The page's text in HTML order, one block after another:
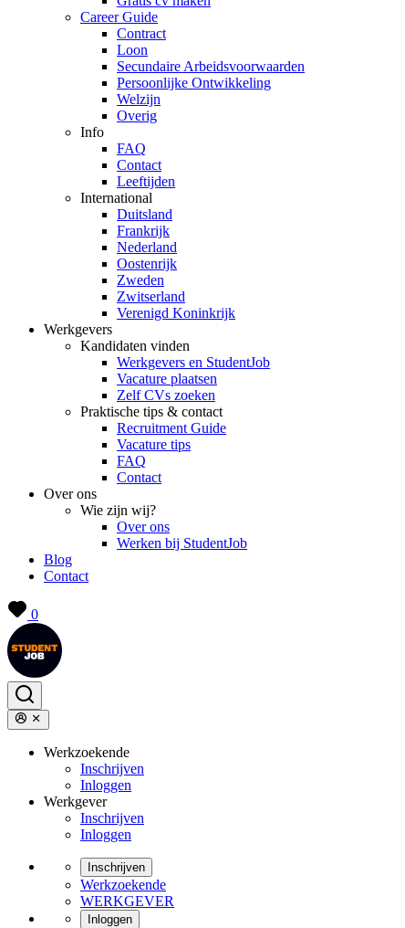
Career Guide
Contract
Loon
Secundaire Arbeidsvoorwaarden
Persoonlijke Ontwikkeling
Welzijn
Overig
Info
FAQ
Contact
Leeftijden
International
Duitsland
Frankrijk
Nederland
Oostenrijk
Zweden
Zwitserland
Verenigd Koninkrijk
Werkgevers
Kandidaten vinden
Werkgevers en StudentJob
Vacature plaatsen
Zelf CVs zoeken
Praktische tips & contact
Recruitment Guide
Vacature tips
FAQ
Contact
Over ons
Wie zijn wij?
Over ons
Werken bij StudentJob
Blog
Contact
0
Werkzoekende
Inschrijven
Inloggen
Werkgever
Inschrijven
Inloggen
Inschrijven
Werkzoekende
WERKGEVER
Inloggen